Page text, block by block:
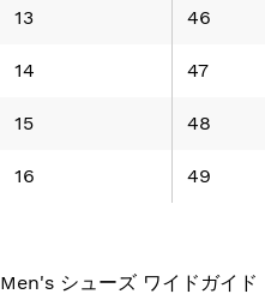
13 46
14 47
15 48
16 49
Men's シューズ ワイドガイド